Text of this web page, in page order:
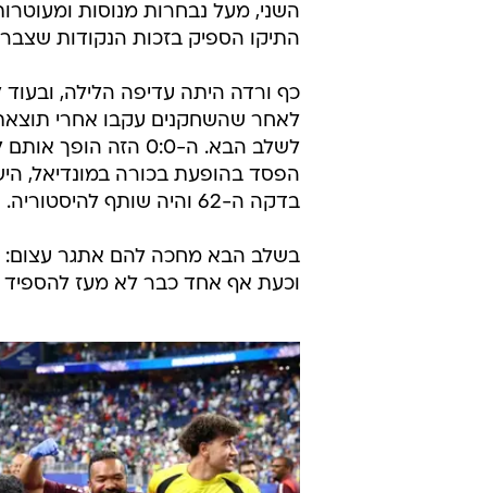
השני, מעל נבחרות מנוסות
התיקו הספיק בזכות הנקודות
כף ורדה היתה עדיפה הלילה,
לאחר שהשחקנים עקבו אחרי
לשלב הבא. ה-0:0
הפסד בהופעת בכורה במונדיאל,
בדקה ה-62 והיה שותף להיסטוריה.
בשלב הבא מחכה להם אתגר עצום:
וכעת אף אחד כבר לא מעז להספיד